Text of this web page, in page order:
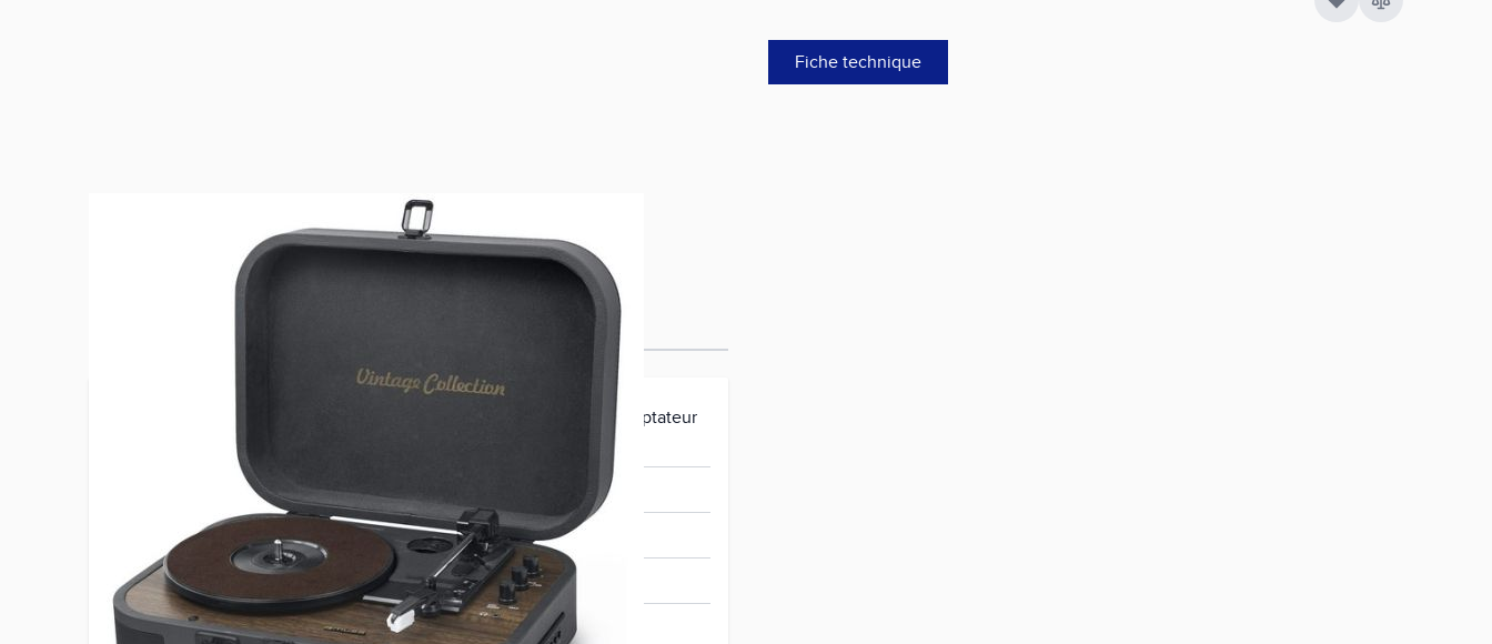
Fiche technique
Accessoire(s) fourni(s)
Stylus de remplacement, adaptateur
3700460209414
Enceintes intégrées 2
Encodeur USB Oui